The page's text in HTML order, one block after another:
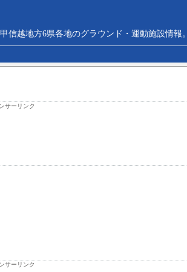
信越地方6県各地のグラウンド・運動施設情報。
サーリンク
サーリンク